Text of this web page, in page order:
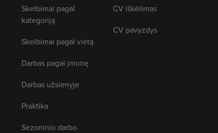
Skelbimai pagal
kategoriją
Skelbimai pagal vietą
Darbas pagal įmonę
Darbas užsienyje
Praktika
Sezoninio darbo
CV iškėlimas
CV pavyzdys